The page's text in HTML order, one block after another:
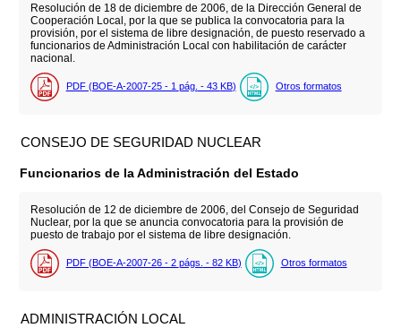
Resolución de 18 de diciembre de 2006, de la Dirección General de
Cooperación Local, por la que se publica la convocatoria para la
provisión, por el sistema de libre designación, de puesto reservado a
funcionarios de Administración Local con habilitación de carácter
nacional.
PDF (BOE-A-2007-25 - 1 pág. - 43 KB) Otros formatos
CONSEJO DE SEGURIDAD NUCLEAR
Funcionarios de la Administración del Estado
Resolución de 12 de diciembre de 2006, del Consejo de Seguridad
Nuclear, por la que se anuncia convocatoria para la provisión de
puesto de trabajo por el sistema de libre designación.
PDF (BOE-A-2007-26 - 2 págs. - 82 KB) Otros formatos
ADMINISTRACIÓN LOCAL